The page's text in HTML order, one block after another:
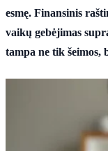
esmę. Finansinis
vaikų gebėjimas
tampa ne tik šeimos,